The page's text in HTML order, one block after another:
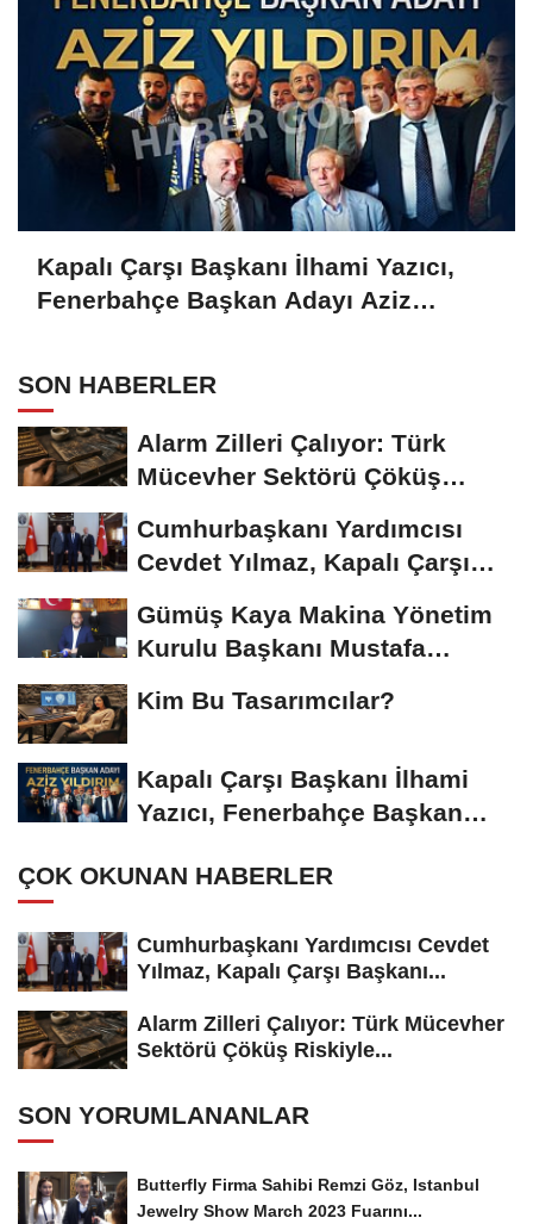
Kapalı Çarşı Başkanı İlhami Yazıcı,
Fenerbahçe Başkan Adayı Aziz
SON HABERLER
Alarm Zilleri Çalıyor: Türk
Mücevher Sektörü Çöküş
Cumhurbaşkanı Yardımcısı
Cevdet Yılmaz, Kapalı Çarşı
Gümüş Kaya Makina Yönetim
Kurulu Başkanı Mustafa
Kim Bu Tasarımcılar?
Kapalı Çarşı Başkanı İlhami
Yazıcı, Fenerbahçe Başkan
ÇOK OKUNAN HABERLER
Cumhurbaşkanı Yardımcısı Cevdet
Yılmaz, Kapalı Çarşı Başkanı...
Alarm Zilleri Çalıyor: Türk Mücevher
Sektörü Çöküş Riskiyle...
SON YORUMLANANLAR
Butterfly Firma Sahibi Remzi Göz, Istanbul
Jewelry Show March 2023 Fuarını...